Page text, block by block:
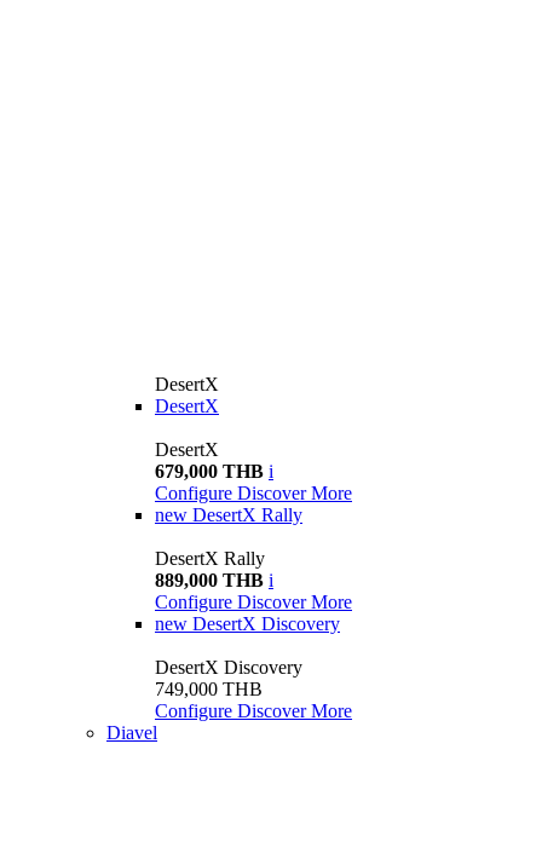
DesertX
DesertX
DesertX
679,000 THB i
Configure Discover More
new DesertX Rally
DesertX Rally
889,000 THB i
Configure Discover More
new DesertX Discovery
DesertX Discovery
749,000 THB
Configure Discover More
Diavel